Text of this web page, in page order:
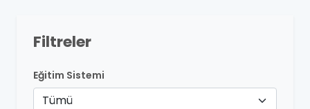
Filtreler
Eğitim Sistemi
Tümü